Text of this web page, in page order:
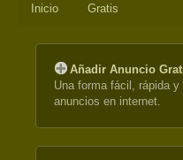
Inicio
Gratis
Añadir Anuncio
Una forma fácil, rápida
anuncios en internet.